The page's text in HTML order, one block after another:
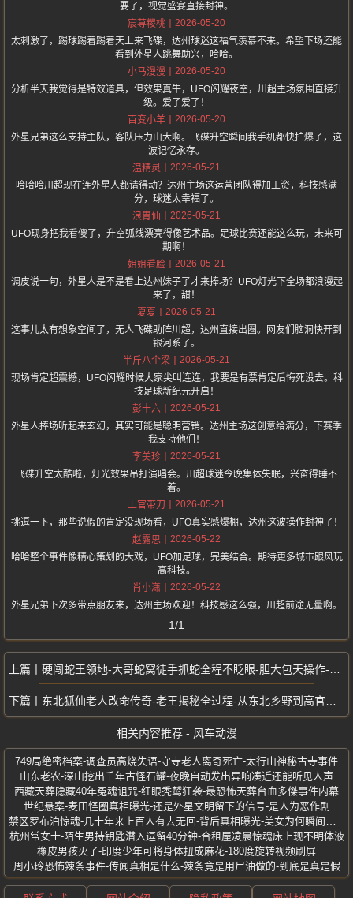
要了，视觉盛宴直接封神。
宸荨糭桃
2026-05-20
太刺激了，踢球踢着踢着天上来飞碟，达州球迷这福气羡慕不来。希望下场还能
看到外星人跳舞助兴，哈哈。
小马漫漫
2026-05-20
分析半天我觉得是特效道具，但效果真牛，UFO闪耀夜空，川超主场氛围直接升
级。爱了爱了！
百变小羊
2026-05-20
外星兄弟这么支持主队，客队压力山大啊。飞碟升空瞬间我手机都快拍爆了，这
波记忆永存。
温精灵
2026-05-21
哈哈哈川超现在连外星人都请得动？达州主场这运营团队得加工资，科技感满
分，球迷太幸福了。
浪胃仙
2026-05-21
UFO现身把我看傻了，升空弧线漂亮得像艺术品。足球比赛还能这么玩，未来可
期啊！
姐姐看脸
2026-05-21
调皮说一句，外星人是不是看上达州妹子了才来捧场？UFO灯光下全场都浪漫起
来了，甜！
夏夏
2026-05-21
这事儿太有想象空间了，无人飞碟助阵川超，达州直接出圈。网友们脑洞快开到
银河系了。
半斤八个梁
2026-05-21
现场肯定超震撼，UFO闪耀时候大家尖叫连连，我要是有票肯定后悔死没去。科
技足球新纪元开启！
彭十六
2026-05-21
外星人捧场听起来玄幻，其实可能是聪明营销。达州主场这创意给满分，下赛季
我支持他们！
李美珍
2026-05-21
飞碟升空太酷啦，灯光效果吊打演唱会。川超球迷今晚集体失眠，兴奋得睡不
着。
上官带刀
2026-05-21
挑逗一下，那些说假的肯定没现场看，UFO真实感爆棚，达州这波操作封神了！
赵露思
2026-05-22
哈哈整个事件像精心策划的大戏，UFO加足球，完美结合。期待更多城市跟风玩
高科技。
肖小潇
2026-05-22
外星兄弟下次多带点朋友来，达州主场欢迎！科技感这么强，川超前途无量啊。
1/1
硬闯蛇王领地-大哥蛇窝徒手抓蛇全程不眨眼-胆大包天操作-引全网疯狂转发
东北狐仙老人改命传奇-老王揭秘全过程-从东北乡野到高官座上宾
相关内容推荐 - 风车动漫
749局绝密档案-调查员高烧失语-守寺老人离奇死亡-太行山神秘古寺事件
山东老农-深山挖出千年古怪石罐-夜晚自动发出异响凑近还能听见人声
西藏天葬隐藏40年冤魂诅咒-红眼秃鹫狂袭-最恐怖天葬台血多傑事件内幕
世纪悬案-麦田怪圈真相曝光-还是外星文明留下的信号-是人为恶作剧
杭州常女士-陌生男持钥匙潜入逗留40分钟-合租屋凌晨惊魂床上现不明体液
橡皮男孩火了-印度少年可将身体扭成麻花-180度旋转视频刷屏
周小玲恐怖辣条事件-传闻真相是什么-辣条竟是用尸油做的-到底是真是假